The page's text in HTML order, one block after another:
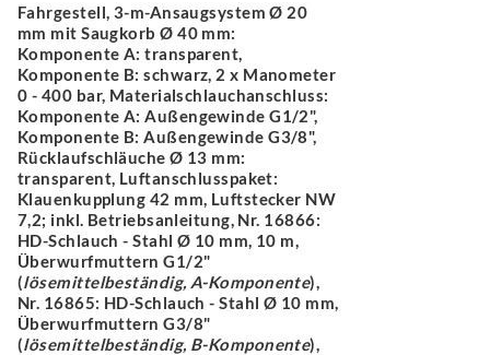
Fahrgestell, 3-m-Ansaugsystem Ø 20
mm mit Saugkorb Ø 40 mm:
Komponente A: transparent,
Komponente B: schwarz, 2 x Manometer
0 - 400 bar, Materialschlauchanschluss:
Komponente A: Außengewinde G1/2",
Komponente B: Außengewinde G3/8",
Rücklaufschläuche Ø 13 mm:
transparent, Luftanschlusspaket:
Klauenkupplung 42 mm, Luftstecker NW
7,2; inkl. Betriebsanleitung, Nr. 16866:
HD-Schlauch - Stahl Ø 10 mm, 10 m,
Überwurfmuttern G1/2"
(lösemittelbeständig, A-Komponente),
Nr. 16865: HD-Schlauch - Stahl Ø 10 mm,
Überwurfmuttern G3/8"
(lösemittelbeständig, B-Komponente),